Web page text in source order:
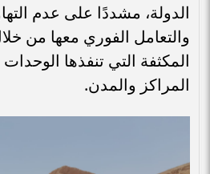
الدولة، مشددًا على عدم
والتعامل الفوري معها من
المكثفة التي تنفذها
المراكز والمدن.